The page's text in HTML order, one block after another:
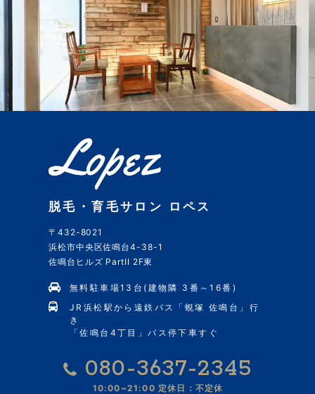
脱毛・育毛サロン ロペス
〒432-8021
浜松市中央区佐鳴台4-38-1
佐鳴台ヒルズ PartII 2F東
無料駐車場13台(建物隣 3番～16番)
JR浜松駅から遠鉄バス「蜆塚 佐鳴台」行
き
「佐鳴台4丁目」バス停下車すぐ
080-3637-2345
10:00~21:00 定休日：不定休